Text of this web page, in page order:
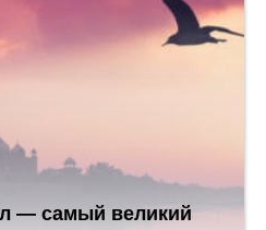
— самый великий